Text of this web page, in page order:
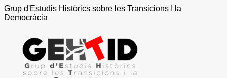
Grup d'Estudis Històrics sobre les Transicions I la
Democràcia